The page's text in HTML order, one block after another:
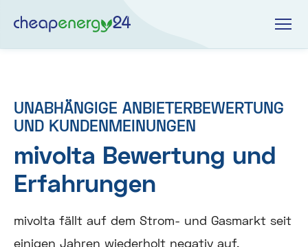
UNABHÄNGIGE ANBIETERBEWERTUNG
UND KUNDENMEINUNGEN
mivolta Bewertung und
Erfahrungen
mivolta fällt auf dem Strom- und Gasmarkt seit
einigen Jahren wiederholt negativ auf.